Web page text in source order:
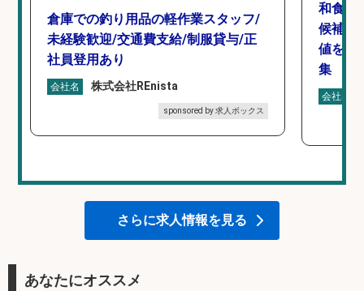
倉庫での釣り用品の軽作業スタッフ/
未経験歓迎/交通費支給/制服貸与/正
社員登用あり
会社名 株式会社REnista
sponsored by 求人ボックス
和食,
候補/
値を上
集
会社名
さらに求人情報を見る
あなたにオススメ